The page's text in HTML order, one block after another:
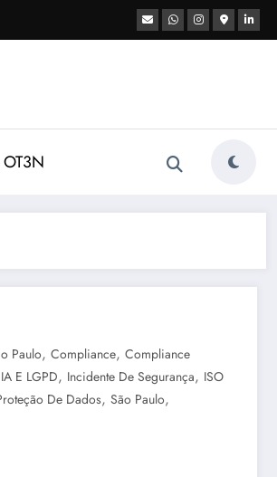
Paulo, Compliance, Compliance
IA E LGPD, Incidente De Segurança, ISO
De Dados, São Paulo,